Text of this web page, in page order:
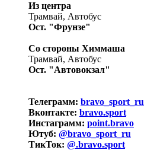
Из центра
Трамвай, Автобус
Ост. "Фрунзе"
Со стороны Химмаша
Трамвай, Автобус
Ост. "Автовокзал"
Телеграмм: bravo_sport_ru
Вконтакте: bravo.sport
Инстаграмм: point.bravo
Ютуб: @bravo_sport_ru
ТикТок: @.bravo.sport